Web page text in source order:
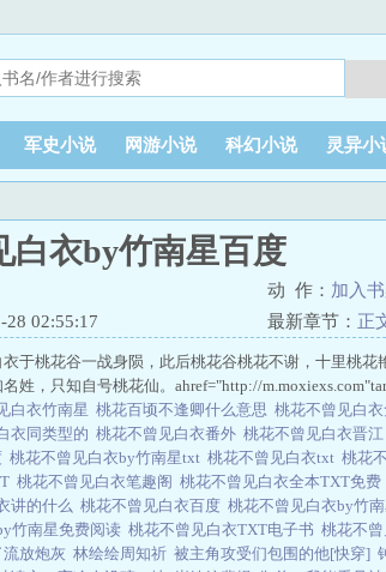
军史小说 网游小说 科幻小说 灵异小
白衣by竹南星百度
动 作： 加入
02:55:17
最新章节： 正
于桃花谷一战身陨，此后桃花谷桃花不谢，十里桃花
姓，只知自号桃花仙。ahref="http://
白衣竹南星 桃花百顷不逢卿什么意思 桃花不曾见白
衣同类型的 桃花不曾见白衣番外 桃花不曾见白衣晋江
桃花不曾见白衣by竹南星txt 桃花不曾见白衣txt 桃花
桃花不曾见白衣笔趣阁 桃花不曾见白衣全本TXT免费
讲的什么 桃花不曾见白衣百度 桃花不曾见白衣by竹
竹南星免费阅读 桃花不曾见白衣TXT电子书 桃花不
放炮灰 林绘绘周知祈 被主角攻受们包围的他[快穿]